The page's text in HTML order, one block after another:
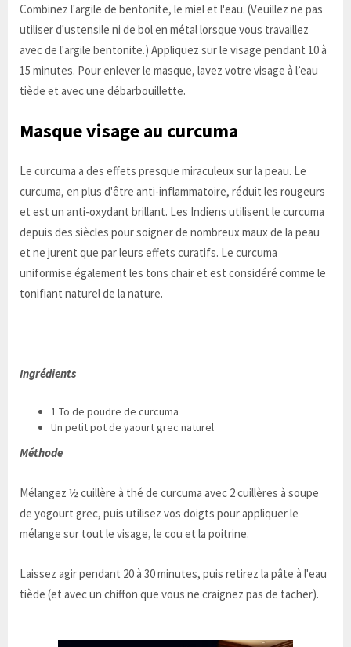
Combinez l'argile de bentonite, le miel et l'eau. (Veuillez ne pas
utiliser d'ustensile ni de bol en métal lorsque vous travaillez
avec de l'argile bentonite.) Appliquez sur le visage pendant 10 à
15 minutes. Pour enlever le masque, lavez votre visage à l’eau
tiède et avec une débarbouillette.
Masque visage au curcuma
Le curcuma a des effets presque miraculeux sur la peau. Le
curcuma, en plus d'être anti-inflammatoire, réduit les rougeurs
et est un anti-oxydant brillant. Les Indiens utilisent le curcuma
depuis des siècles pour soigner de nombreux maux de la peau
et ne jurent que par leurs effets curatifs. Le curcuma
uniformise également les tons chair et est considéré comme le
tonifiant naturel de la nature.
Ingrédients
1 To de poudre de curcuma
Un petit pot de yaourt grec naturel
Méthode
Mélangez ½ cuillère à thé de curcuma avec 2 cuillères à soupe
de yogourt grec, puis utilisez vos doigts pour appliquer le
mélange sur tout le visage, le cou et la poitrine.
Laissez agir pendant 20 à 30 minutes, puis retirez la pâte à l'eau
tiède (et avec un chiffon que vous ne craignez pas de tacher).